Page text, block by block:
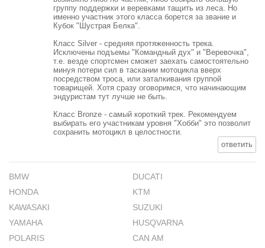
группу поддержки и веревками тащить из леса. Но
именно участник этого класса борется за звание и
Кубок "Шустрая Белка".
Класс Silver - средняя протяженность трека.
Исключены подъемы "Командный дух" и "Веревочка",
т.е. везде спортсмен сможет заехать самостоятельно
минуя потери сил в таскании мотоцикла вверх
посредством троса, или заталкивания группой
товарищей. Хотя сразу оговоримся, что начинающим
эндуристам тут лучше не быть.
Класс Bronze - самый короткий трек. Рекомендуем
выбирать его участникам уровня "Хобби" это позволит
сохранить мотоцикл в целостности.
ответить
BMW
DUCATI
HONDA
KTM
KAWASAKI
SUZUKI
YAMAHA
HUSQVARNA
POLARIS
CAN AM